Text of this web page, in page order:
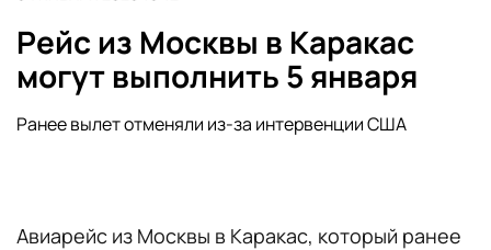
Рейс из Москвы в Каракас
могут выполнить 5 января
Ранее вылет отменяли из-за интервенции США
Авиарейс из Москвы в Каракас, который ранее